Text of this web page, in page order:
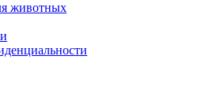
животных